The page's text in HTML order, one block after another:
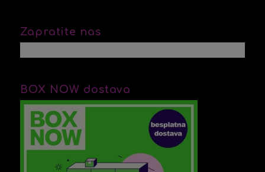
Zapratite nas
BOX NOW dostava